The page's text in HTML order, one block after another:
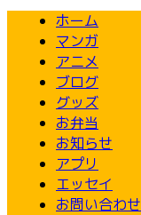
ホーム
マンガ
アニメ
ブログ
グッズ
お弁当
お知らせ
アプリ
エッセイ
お問い合わせ